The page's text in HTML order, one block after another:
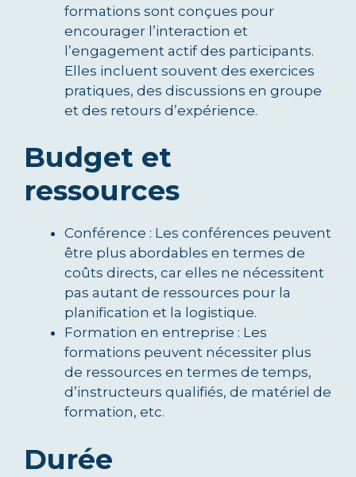
formations sont conçues pour
encourager l’interaction et
l’engagement actif des participants.
Elles incluent souvent des exercices
pratiques, des discussions en groupe
et des retours d’expérience.
Budget et
ressources
Conférence : Les conférences peuvent
être plus abordables en termes de
coûts directs, car elles ne nécessitent
pas autant de ressources pour la
planification et la logistique.
Formation en entreprise : Les
formations peuvent nécessiter plus
de ressources en termes de temps,
d’instructeurs qualifiés, de matériel de
formation, etc.
Durée